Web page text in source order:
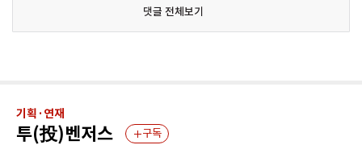
댓글 전체보기
기획·연재
투(投)벤저스 구독